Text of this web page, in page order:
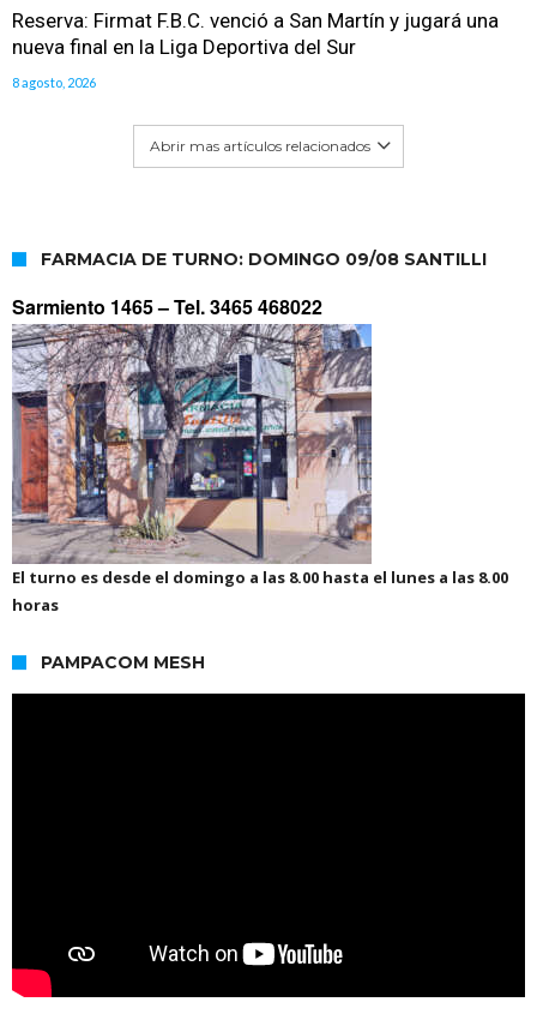
Reserva: Firmat F.B.C. venció a San Martín y jugará una
nueva final en la Liga Deportiva del Sur
8 agosto, 2026
Abrir mas artículos relacionados
FARMACIA DE TURNO: DOMINGO 09/08 SANTILLI
Sarmiento 1465 –Tel. 3465 468022
El turno es desde el domingo a las 8.00 hasta el lunes a las 8.00
horas
PAMPACOM MESH